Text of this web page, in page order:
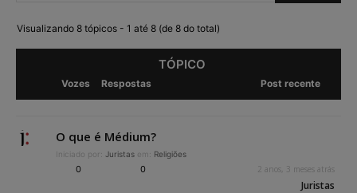
Visualizando 8 tópicos - 1 até 8 (de 8 do total)
TÓPICO
Vozes Respostas Post recente
O que é Médium?
Iniciado por: Juristas em: Religiões
0 0 2 anos, 3 meses atrás
Juristas